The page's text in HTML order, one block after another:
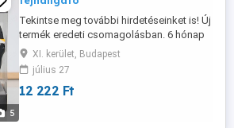
5
Tekintse meg további hirdetéseinket is! Új
termék eredeti csomagolásban. 6 hónap
garancia. Sorozat: Pavilion 400 Típus:
gamer fejhallgató Szín: kétszínű
Csatlakozás típusa: 3,5 mm jack Leírás:
Mély basszus Beépített mikrofon
XI. kerület, Budapest
július 27
12 222 Ft